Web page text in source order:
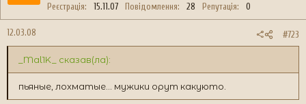
Реєстрація 15.11.07 Повідомлення 28 Репутація 0
12.03.08 #723
_Mal1K_ сказав(ла):
пьяные, лохматые... мужики орут какуюто.